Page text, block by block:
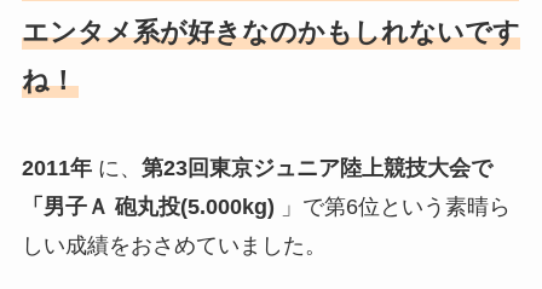
エンタメ系が好きなのかもしれないです
ね！
2011年 に、 第23回東京ジュニア陸上競技大会で
「男子Ａ 砲丸投(5.000kg) 」で第6位という素晴ら
しい成績をおさめていました。